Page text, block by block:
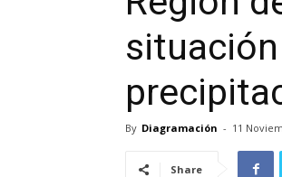
By Diagramación - 11
Share